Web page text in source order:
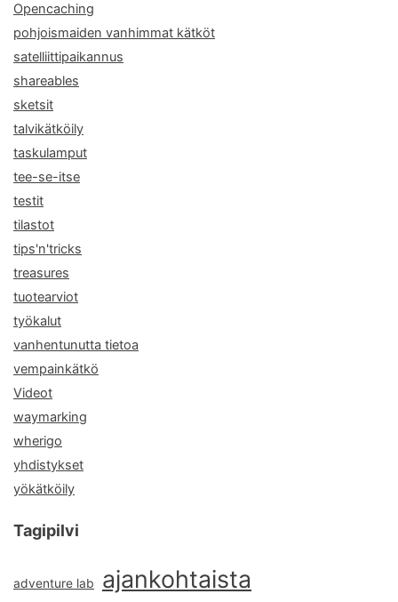
Opencaching
pohjoismaiden vanhimmat kätköt
satelliittipaikannus
shareables
sketsit
talvikätköily
taskulamput
tee-se-itse
testit
tilastot
tips'n'tricks
treasures
tuotearviot
työkalut
vanhentunutta tietoa
vempainkätkö
Videot
waymarking
wherigo
yhdistykset
yökätköily
Tagipilvi
adventure lab ajankohtaista